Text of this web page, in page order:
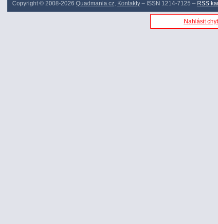
Copyright © 2008-2026 Quadmania.cz, Kontakty – ISSN 1214-7125 – RSS
Nahlásit